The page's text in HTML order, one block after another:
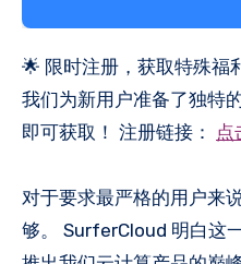
🌟 限时注册，获取特殊福
我们为新用户准备了独特
即可获取！ 注册链接： 点
对于要求最严格的用户来
够。 SurferCloud 明白这